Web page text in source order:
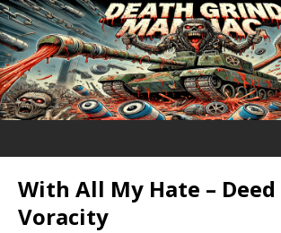
With All My Hate ‎–
Voracity